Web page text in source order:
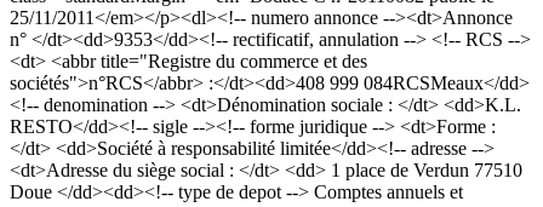
25/11/2011</em></p><dl><!-- numero annonce --><dt>Annonce
n° </dt><dd>9353</dd><!-- rectificatif, annulation --> <!-- RCS -->
<dt> <abbr title="Registre du commerce et des
sociétés">n°RCS</abbr> :</dt><dd>408 999 084RCSMeaux</dd>
<!-- denomination --> <dt>Dénomination sociale : </dt> <dd>K.L.
RESTO</dd><!-- sigle --><!-- forme juridique --> <dt>Forme :
</dt> <dd>Société à responsabilité limitée</dd><!-- adresse -->
<dt>Adresse du siège social : </dt> <dd> 1 place de Verdun 77510
Doue </dd><dd><!-- type de depot --> Comptes annuels et